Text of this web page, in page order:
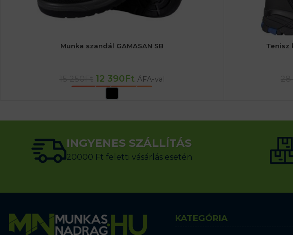
Munka szandál GAMASAN SB
12 390Ft ÁFA-val
OPCIÓK VÁLASZTÁSA
Tenisz
INGYENES SZÁLLÍTÁS
20000 Ft feletti vásárlás esetén
KATEGÓRIA